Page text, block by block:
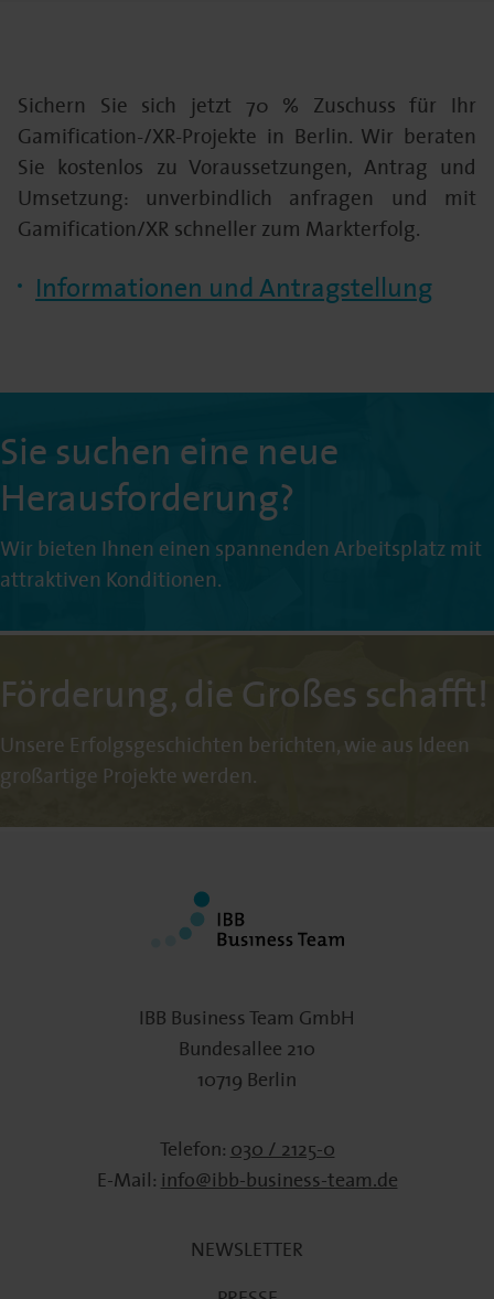
Sichern Sie sich jetzt 70 % Zuschuss für Ihr
Gamification-/XR-Projekte in Berlin. Wir beraten
Sie kostenlos zu Voraussetzungen, Antrag und
Umsetzung: unverbindlich anfragen und mit
Gamification/XR schneller zum Markterfolg.
Informationen und Antragstellung
Sie suchen eine neue
Herausforderung?
Wir bieten Ihnen einen spannenden Arbeitsplatz mit
attraktiven Konditionen.
Förderung, die Großes schafft!
Unsere Erfolgsgeschichten berichten, wie aus Ideen
großartige Projekte werden.
IBB Business Team GmbH
Bundesallee 210
10719 Berlin
Telefon:030 / 2125-0
E-Mail:info@ibb-business-team.de
NEWSLETTER